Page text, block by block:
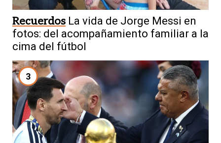
Recuerdos La vida de Jorge Messi en
fotos: del acompañamiento familiar a la
cima del fútbol
3